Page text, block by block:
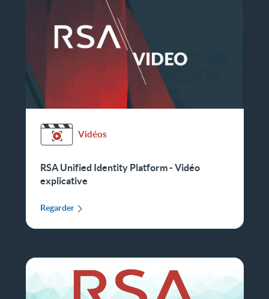
Vidéos
RSA Unified Identity Platform - Vidéo
explicative
Regarder